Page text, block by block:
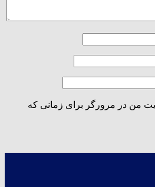
من در مرورگر برای زمانی که